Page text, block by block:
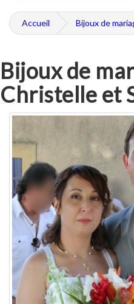
Accueil Bijoux de
Bijoux de
Christelle et